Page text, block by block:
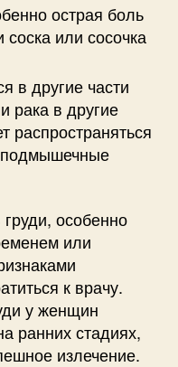
острая боль
соска или сосочка
в другие части
рака в другие
распространяться
особенно
или
к врачу.
у женщин
ранних стадиях,
излечение.